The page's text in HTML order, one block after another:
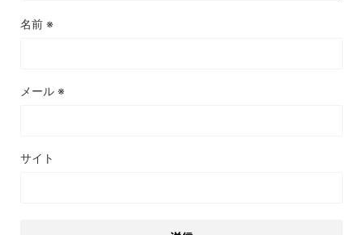
名前 ※
メール ※
サイト